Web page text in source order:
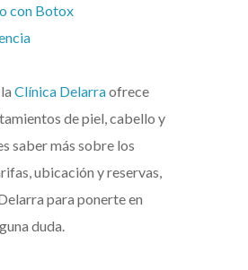
con Botox
Clínica Delarraofrece
de piel, cabello y
saber más sobre los
ubicación y reservas,
para ponerte en
duda.